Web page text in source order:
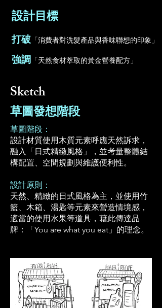
設計目標
打破 「消費者對洗髮產品與香味聯想的印象」
強調 「天然食材萃取的黃金營養配方」​​
Sketch
草圖發想階段
草圖階段：
設計材質使用木質元素呼應天然訴求，
融入「日式精緻風格」，並考量整體結
構配置、空間規劃與維護便利性。
設計原則：
天然、精緻的日式風格為主，並使用竹
籃、木箱、湯匙等元素來營造情境感，
適當的使用水果等道具，藉此傳達品
牌：「You are what you eat」的理念。